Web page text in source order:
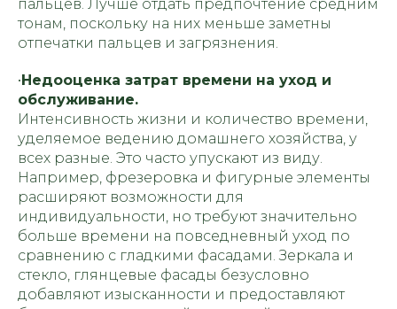
пальцев. Лучше отдать предпочтение средним
тонам, поскольку на них меньше заметны
отпечатки пальцев и загрязнения.
• Недооценка затрат времени на уход и
обслуживание.
Интенсивность жизни и количество времени,
уделяемое ведению домашнего хозяйства, у
всех разные. Это часто упускают из виду.
Например, фрезеровка и фигурные элементы
расширяют возможности для
индивидуальности, но требуют значительно
больше времени на повседневный уход по
сравнению с гладкими фасадами. Зеркала и
стекло, глянцевые фасады безусловно
добавляют изысканности и предоставляют
© 2026
Политика конфиденциальности